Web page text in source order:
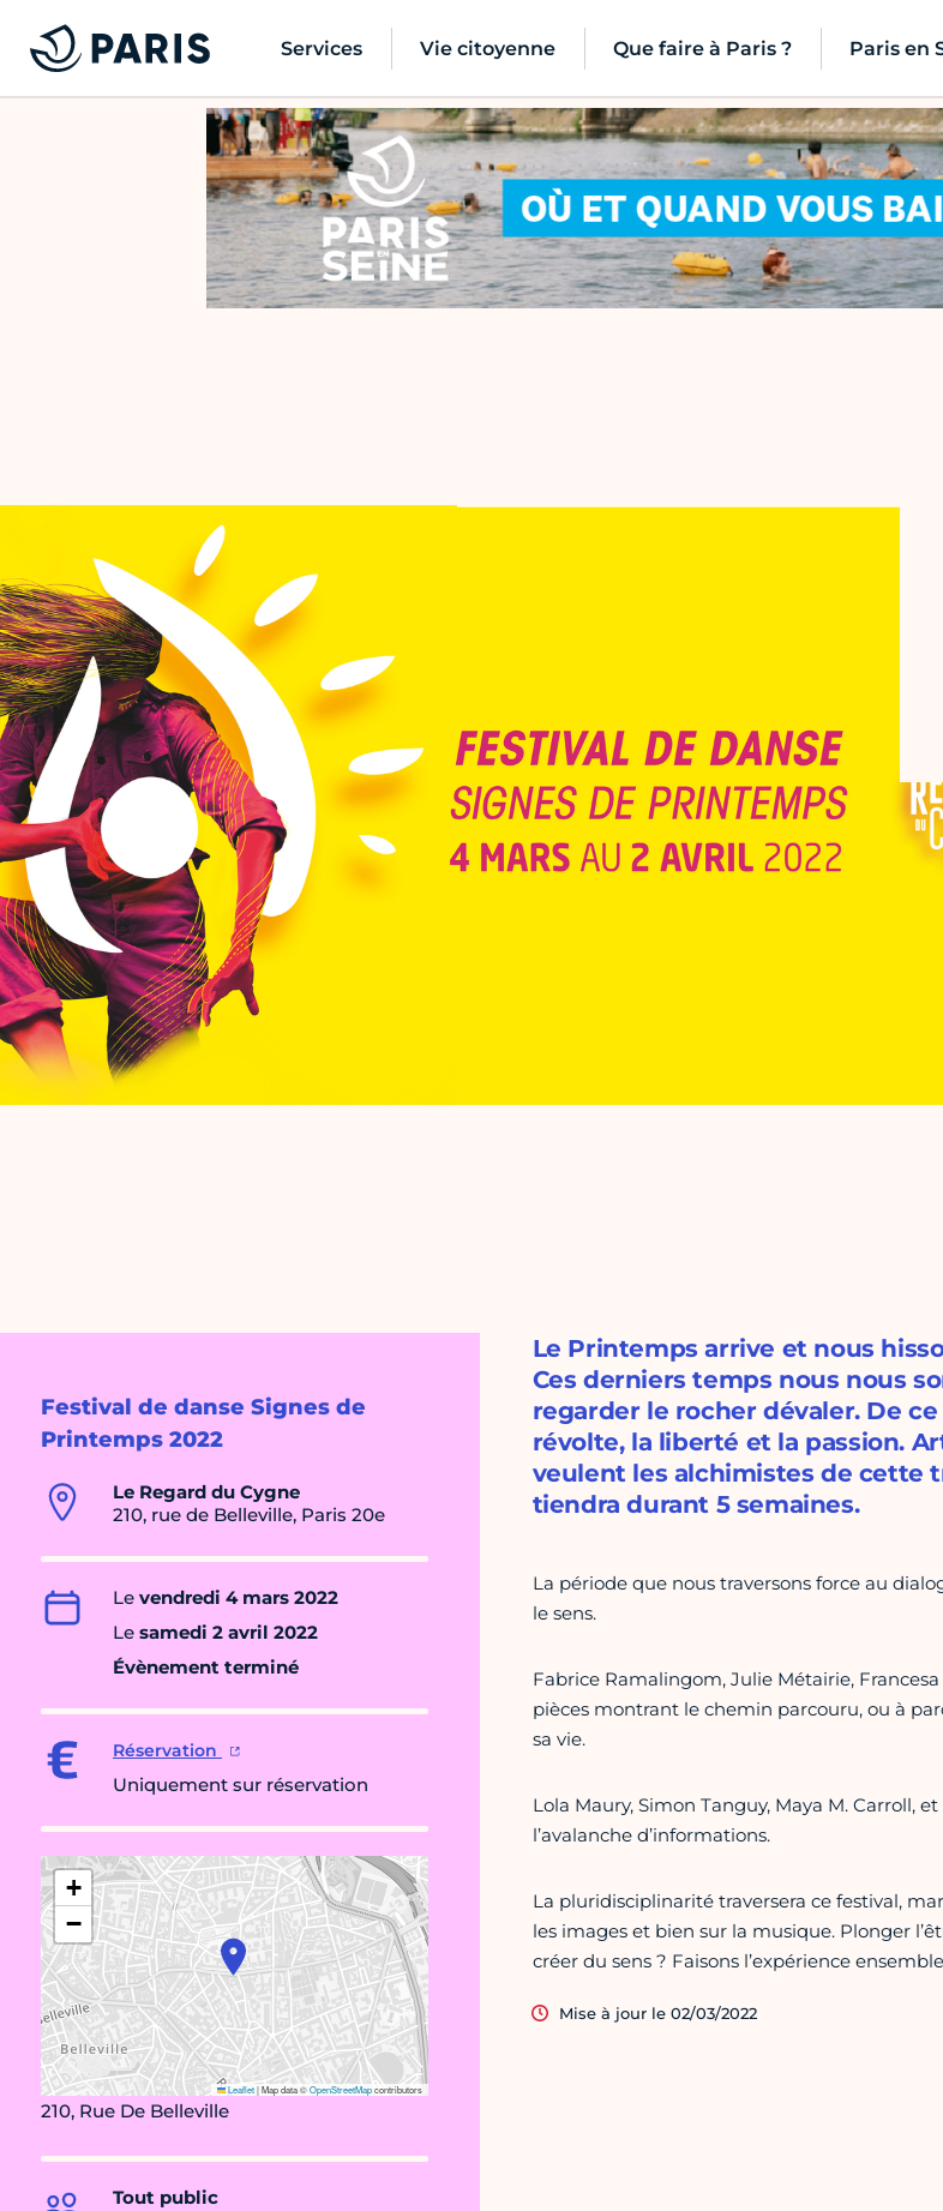
Services Vie citoyenne Que faire à Paris ? Paris en
Festival de danse Signes de
Printemps 2022
Le Regard du Cygne
210, rue de Belleville, Paris 20e
Le vendredi 4 mars 2022
Le samedi 2 avril 2022
Évènement terminé
Réservation
Uniquement sur réservation
+
−
Leaflet|Map data ©OpenStreetMapcontributors
210, Rue De Belleville
Tout public
Le Printemps arrive et nous
Ces derniers temps nous nous
regarder le rocher dévaler. De
révolte, la liberté et la passion.
veulent les alchimistes de cette
tiendra durant 5 semaines.
La période que nous traversons force au
le sens.
Fabrice Ramalingom, Julie Métairie,
pièces montrant le chemin parcouru, ou à
sa vie.
Lola Maury, Simon Tanguy, Maya M. Carroll,
l’avalanche d’informations.
La pluridisciplinarité traversera ce festival,
les images et bien sur la musique. Plonger
créer du sens ? Faisons l’expérience
Mise à jour le 02/03/2022